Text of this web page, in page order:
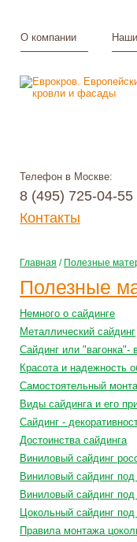
О компании
Телефон в Москве:
8 (495) 725-04-55
Контакты
Главная / Полезные
Полезные
Немного о сайдинге
Металлический сайдинг
Сайдинг или "вагонка"-
Красота и надежность
Самостоятельный
Виды сайдинга и его
Сайдинг -
Достоинства сайдинга
Виниловый сайдинг
Виниловый сайдинг под
Виниловый сайдинг под
Цокольный сайдинг
Правила монтажа